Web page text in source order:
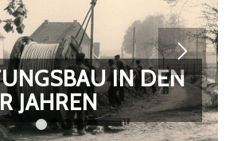
1 2 3 4 5
IN DEN
JAHREN